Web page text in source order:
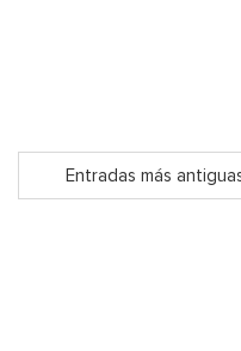
Entradas más